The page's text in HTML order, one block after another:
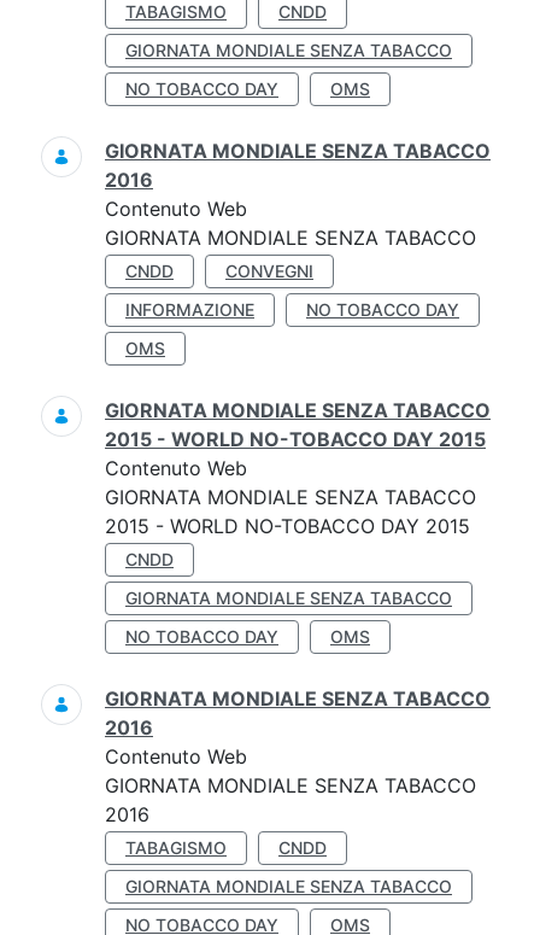
TABAGISMO
CNDD
GIORNATA MONDIALE SENZA TABACCO
NO TOBACCO DAY
OMS
GIORNATA MONDIALE SENZA TABACCO
2016
Contenuto Web
GIORNATA MONDIALE SENZA TABACCO
CNDD
CONVEGNI
INFORMAZIONE
NO TOBACCO DAY
OMS
GIORNATA MONDIALE SENZA TABACCO
2015 - WORLD NO-TOBACCO DAY 2015
Contenuto Web
GIORNATA MONDIALE SENZA TABACCO
2015 - WORLD NO-TOBACCO DAY 2015
CNDD
GIORNATA MONDIALE SENZA TABACCO
NO TOBACCO DAY
OMS
GIORNATA MONDIALE SENZA TABACCO
2016
Contenuto Web
GIORNATA MONDIALE SENZA TABACCO
2016
TABAGISMO
CNDD
GIORNATA MONDIALE SENZA TABACCO
NO TOBACCO DAY
OMS